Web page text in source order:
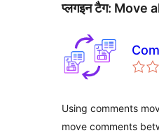
प्लगइन टैग: Move
Using comments
move comments